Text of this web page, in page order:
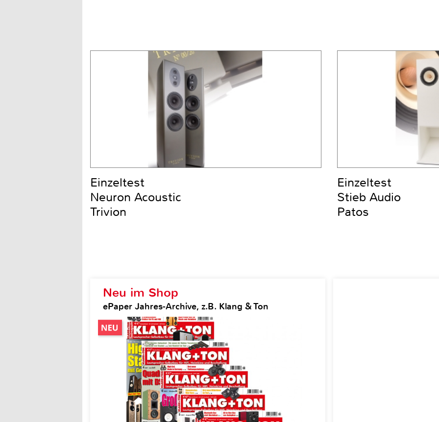
Neu im Shop
ePaper Jahres-Archive, z.B. Klang & Ton
Einzeltest
Neuron Acoustic
Trivion
Einzeltest
Stieb Audio
Patos